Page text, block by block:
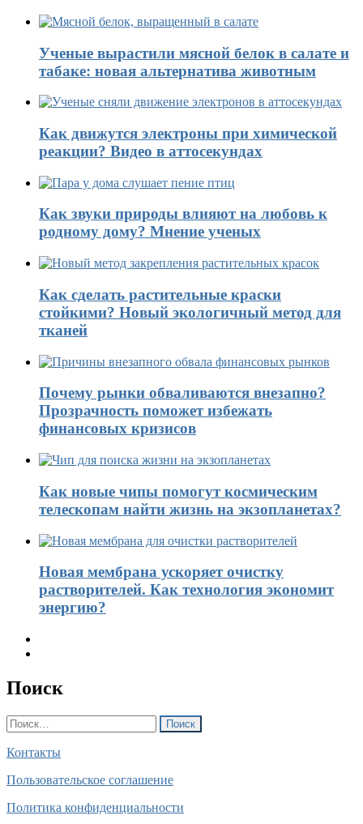
Ученые вырастили мясной белок в салате и
табаке: новая альтернатива животным
Как движутся электроны при химической
реакции? Видео в аттосекундах
Как звуки природы влияют на любовь к
родному дому? Мнение ученых
Как сделать растительные краски
стойкими? Новый экологичный метод для
тканей
Почему рынки обваливаются внезапно?
Прозрачность поможет избежать
финансовых кризисов
Как новые чипы помогут космическим
телескопам найти жизнь на экзопланетах?
Новая мембрана ускоряет очистку
растворителей. Как технология экономит
энергию?
Поиск
Найти:
Контакты
Пользовательское соглашение
Политика конфиденциальности